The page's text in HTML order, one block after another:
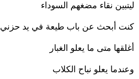
ليتبين نقاء مضغهم السوداء
كنت أبحث عن باب طيعة في يد حزني
أغلقها متى ما يعلو الغبار
وعندما يعلو نباح الكلاب